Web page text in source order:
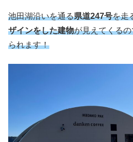
池田湖沿いを通る県道247号を走
ザインをした建物が見えてくる
られます！